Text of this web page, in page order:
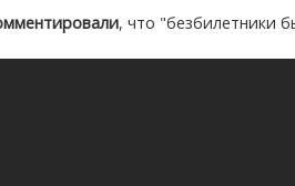
, что "безбилетники